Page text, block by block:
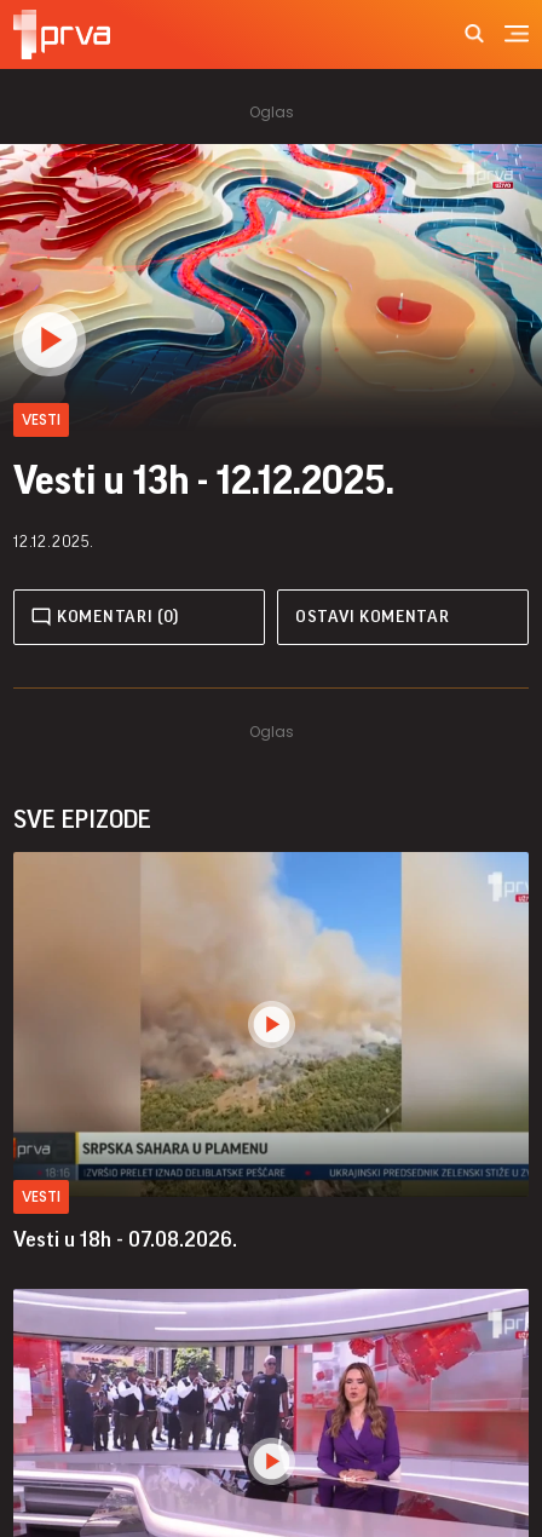
VESTI
Vesti u 13h - 12.12.2025.
12.12.2025.
KOMENTARI (0) OSTAVI KOMENTAR
SVE EPIZODE
VESTI
Vesti u 18h - 07.08.2026.